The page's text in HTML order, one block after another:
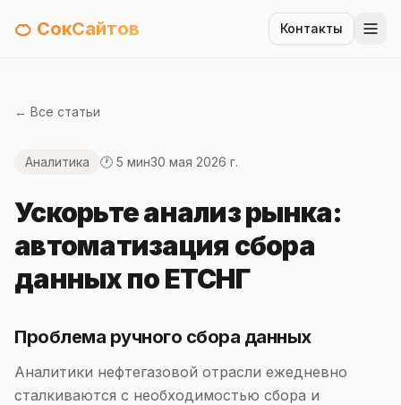
🍊 СокСайтов Контакты
← Все статьи
Аналитика 🕐 5 мин30 мая 2026 г.
Ускорьте анализ рынка:
автоматизация сбора
данных по ЕТСНГ
Проблема ручного сбора данных
Аналитики нефтегазовой отрасли ежедневно
сталкиваются с необходимостью сбора и